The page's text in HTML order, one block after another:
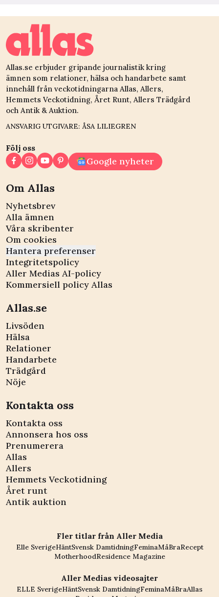
Allas.se erbjuder gripande journalistik kring
ämnen som relationer, hälsa och handarbete samt
innehåll från veckotidningarna Allas, Allers,
Hemmets Veckotidning, Året Runt, Allers Trädgård
och Antik & Auktion.
ANSVARIG UTGIVARE: ÅSA LILIEGREN
Följ oss
Google nyheter
Om Allas
Nyhetsbrev
Alla ämnen
Våra skribenter
Om cookies
Hantera preferenser
Integritetspolicy
Aller Medias AI-policy
Kommersiell policy Allas
Allas.se
Livsöden
Hälsa
Relationer
Handarbete
Trädgård
Nöje
Kontakta oss
Kontakta oss
Annonsera hos oss
Prenumerera
Allas
Allers
Hemmets Veckotidning
Året runt
Antik auktion
Fler titlar från Aller Media
Elle SverigeHäntSvensk DamtidningFeminaMåBraRecept
MotherhoodResidence Magazine
Aller Medias videosajter
ELLE SverigeHäntSvensk DamtidningFeminaMåBraAllas